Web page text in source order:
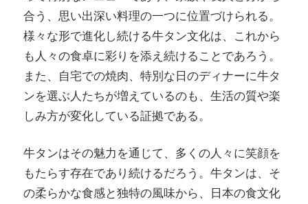
合う、思い出深い料理の一つに位置づけられる。
様々な形で進化し続ける牛タン文化は、これから
も人々の食卓に彩りを添え続けることであろう。
また、自宅での焼肉、特別な日のディナーに牛タ
ンを選ぶ人たちが増えているのも、生活の質や楽
しみ方が変化している証拠である。
牛タンはその魅力を通じて、多くの人々に笑顔を
もたらす存在であり続けるだろう。牛タンは、そ
の柔らかな食感と独特の風味から、日本の食文化